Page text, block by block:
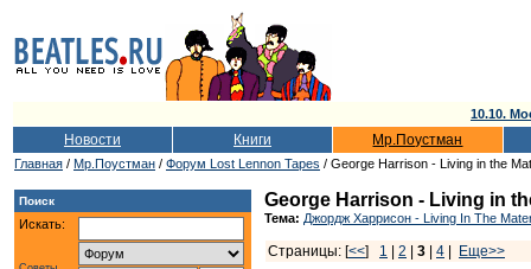
10.10.
Новости Книги Мр.Поустман
Главная / Мр.Поустман / Форум Lost Lennon Tapes / George Harrison - Living in the
Поиск
Искать:
George Harrison - Living in
Тема: Джордж Харрисон - Living In The
Страницы: [<<] 1 2 3 4
Еще>>